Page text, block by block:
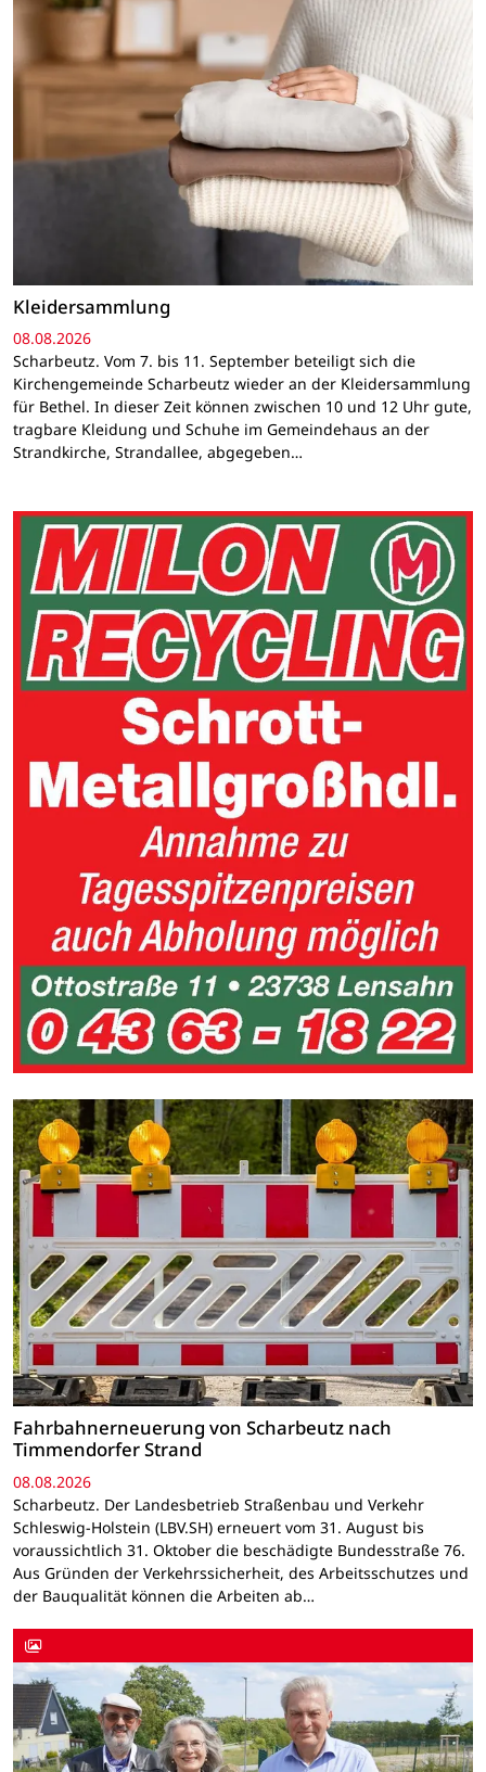
Kleidersammlung
08.08.2026
Scharbeutz. Vom 7. bis 11. September beteiligt sich die
Kirchengemeinde Scharbeutz wieder an der Kleidersammlung
für Bethel. In dieser Zeit können zwischen 10 und 12 Uhr gute,
tragbare Kleidung und Schuhe im Gemeindehaus an der
Strandkirche, Strandallee, abgegeben…
Fahrbahnerneuerung von Scharbeutz nach
Timmendorfer Strand
08.08.2026
Scharbeutz. Der Landesbetrieb Straßenbau und Verkehr
Schleswig-Holstein (LBV.SH) erneuert vom 31. August bis
voraussichtlich 31. Oktober die beschädigte Bundesstraße 76.
Aus Gründen der Verkehrssicherheit, des Arbeitsschutzes und
der Bauqualität können die Arbeiten ab…